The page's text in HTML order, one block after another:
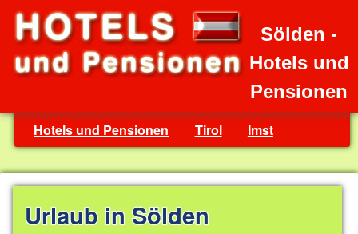
Sölden -
Hotels und
Pensionen
Hotels und Pensionen Tirol Imst
Urlaub in Sölden